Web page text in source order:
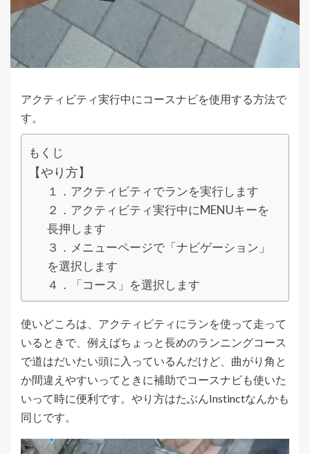
アクティビティ実行中にコースナビを使用する方法で
す。
もくじ
【やり方】
１．アクティビティでランを実行します
２．アクティビティ実行中にMENUキーを
長押します
３．メニューページで「ナビゲーション」
を選択します
４．「コース」を選択します
使いどころは、アクティビティにランを使って走って
いるときで、例えばちょっと長めのランニングコース
で道はだいたい頭に入っているんだけど、曲がり角と
か間違えやすいってときに補助でコースナビも使いた
いって時に便利です。やり方はたぶんInstinctなんかも
同じです。